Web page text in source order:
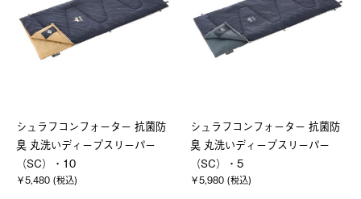
シュラフコンフォーター 抗菌防
臭 丸洗いディープスリーパー
（SC）・10
￥5,480 (税込)
シュラフコンフォーター 抗菌防
臭 丸洗いディープスリーパー
（SC）・5
￥5,980 (税込)